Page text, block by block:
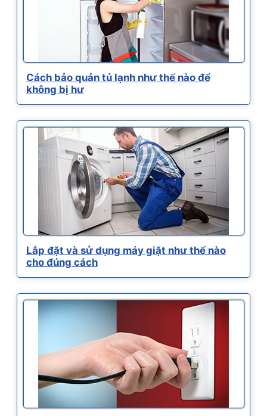
Cách bảo quản tủ lạnh như thế nào để
không bị hư
Lắp đặt và sử dụng máy giặt như thế nào
cho đúng cách